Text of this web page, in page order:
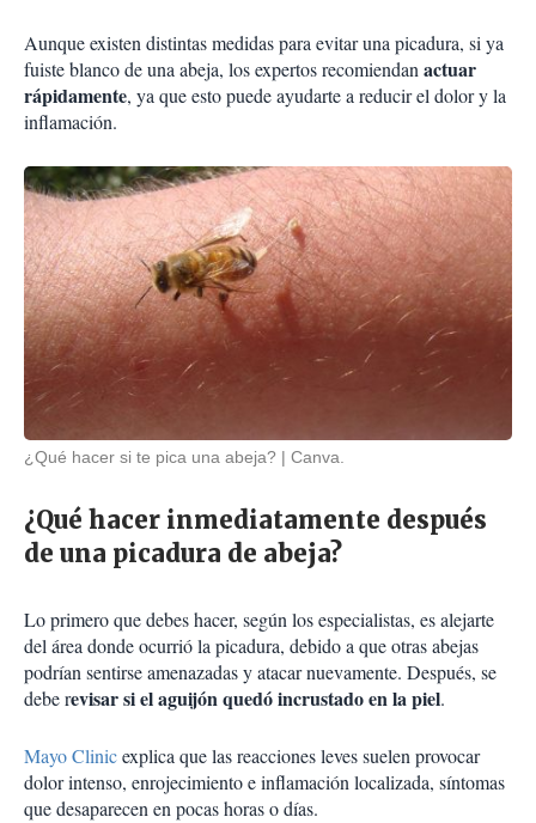
Aunque existen distintas medidas para evitar una picadura, si ya
fuiste blanco de una abeja, los expertos recomiendanactuar
rápidamente, ya que esto puede ayudarte a reducir el dolor y la
inflamación.
¿Qué hacer si te pica una abeja? Canva.
¿Qué hacer inmediatamente después
de una picadura de abeja?
Lo primero que debes hacer, según los especialistas, es alejarte
del área donde ocurrió la picadura, debido a que otras abejas
podrían sentirse amenazadas y atacar nuevamente. Después, se
debe revisar si el aguijón quedó incrustado en la piel.
Mayo Clinicexplica que las reacciones leves suelen provocar
dolor intenso, enrojecimiento e inflamación localizada, síntomas
que desaparecen en pocas horas o días.